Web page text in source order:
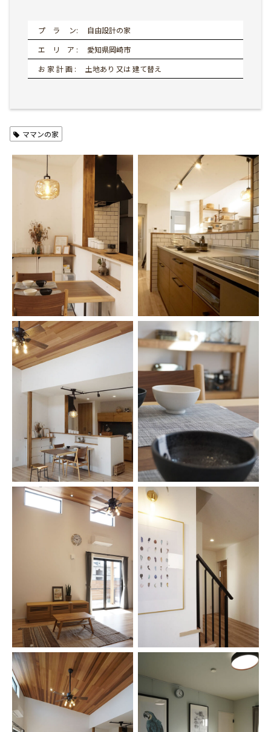
プ ラ ン: 自由設計の家
エ リ ア : 愛知県岡崎市
お 家 計 画 : 土地あり 又は 建て替え
ママンの家